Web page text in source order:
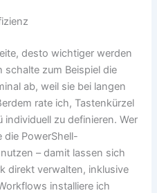
desto wichtiger werden
schalte zum Beispiel die
ab, weil sie bei langen
rate ich, Tastenkürzel
zu definieren. Wer
die PowerShell-
– damit lassen sich
direkt verwalten, inklusive
installiere ich